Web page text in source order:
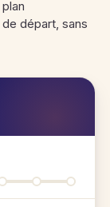
départ, sans